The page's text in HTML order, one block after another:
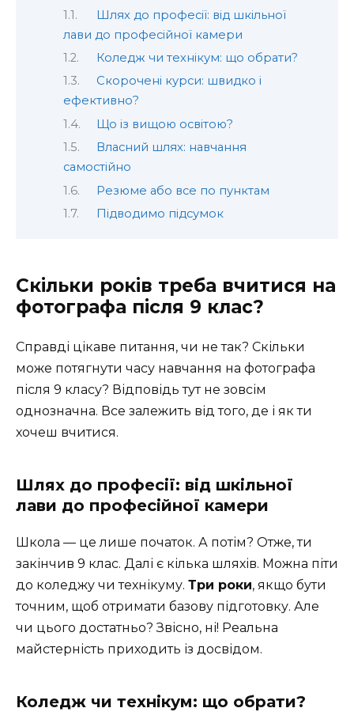
Шлях до професії: від шкільної
лави до професійної камери
Коледж чи технікум: що обрати?
Скорочені курси: швидко і
ефективно?
Що із вищою освітою?
Власний шлях: навчання
самостійно
Резюме або все по пунктам
Підводимо підсумок
Скільки років треба вчитися на
фотографа після 9 клас?
Справді цікаве питання, чи не так? Скільки
може потягнути часу навчання на фотографа
після 9 класу? Відповідь тут не зовсім
однозначна. Все залежить від того, де і як ти
хочеш вчитися.
Шлях до професії: від шкільної
лави до професійної камери
Школа — це лише початок. А потім? Отже, ти
закінчив 9 клас. Далі є кілька шляхів. Можна піти
до коледжу чи технікуму. Три роки, якщо бути
точним, щоб отримати базову підготовку. Але
чи цього достатньо? Звісно, ні! Реальна
майстерність приходить із досвідом.
Коледж чи технікум: що обрати?